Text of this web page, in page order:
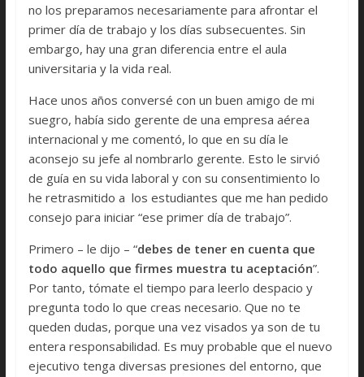
no los preparamos necesariamente para afrontar el
primer día de trabajo y los días subsecuentes. Sin
embargo, hay una gran diferencia entre el aula
universitaria y la vida real.
Hace unos años conversé con un buen amigo de mi
suegro, había sido gerente de una empresa aérea
internacional y me comentó, lo que en su día le
aconsejo su jefe al nombrarlo gerente. Esto le sirvió
de guía en su vida laboral y con su consentimiento lo
he retrasmitido a los estudiantes que me han pedido
consejo para iniciar “ese primer día de trabajo”.
Primero – le dijo – “debes de tener en cuenta que
todo aquello que firmes muestra tu aceptación”.
Por tanto, tómate el tiempo para leerlo despacio y
pregunta todo lo que creas necesario. Que no te
queden dudas, porque una vez visados ya son de tu
entera responsabilidad. Es muy probable que el nuevo
ejecutivo tenga diversas presiones del entorno, que